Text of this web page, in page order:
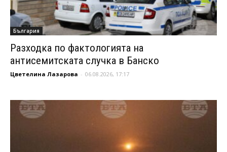
България
Разходка по фактологията на
антисемитската случка в Банско
Цветелина Лазарова - 06.08.2026, 17:17